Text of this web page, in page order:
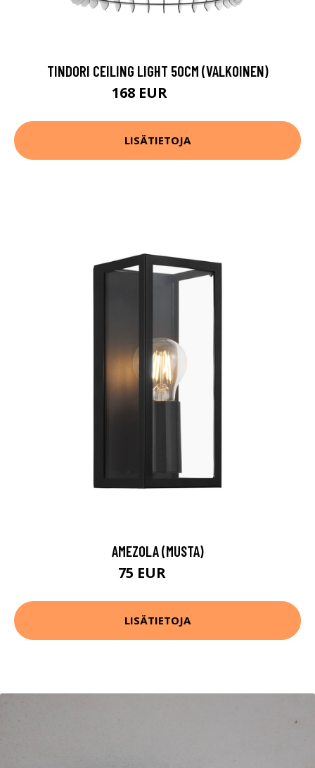
TINDORI CEILING LIGHT 50CM (VALKOINEN)
168 EUR
LISÄTIETOJA
AMEZOLA (MUSTA)
75 EUR
LISÄTIETOJA